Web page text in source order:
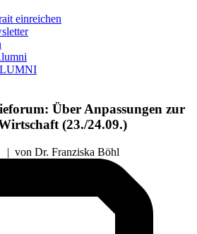
einreichen
Über Anpassungen zur
(23./24.09.)
| von Dr. Franziska Böhl